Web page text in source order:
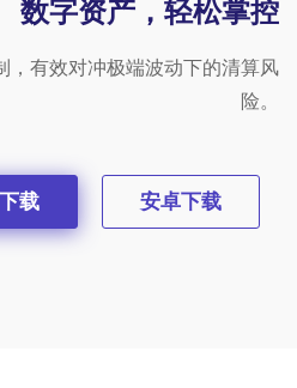
数字资产，轻松掌控
，有效对冲极端波动下的清算风
险。
载 安卓下载